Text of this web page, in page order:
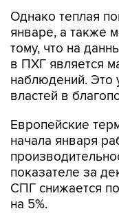
Однако теплая
январе, а также
тому, что на
в ПХГ является
наблюдений. Это
властей в
Европейские
начала января
показателе за
СПГ снижается
на 5%.